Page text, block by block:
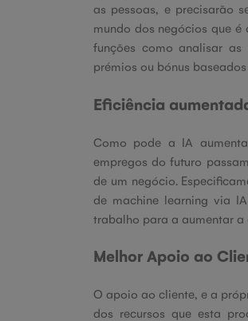
as pessoas, e precisarão
mundo dos negócios que
funções como analisar
prémios ou bónus
Eficiência
Como pode a IA
empregos do futuro
de um negócio.
de machine learning via
trabalho para a aumentar a
Melhor Apoio ao
O apoio ao cliente, e a
dos recursos que esta